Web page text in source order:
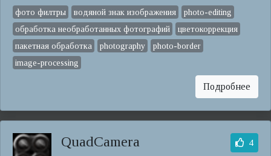
фото филтры водяной знак изображения
photo-editing
обработка необработанных фотографий
цветокоррекция
пакетная обработка
photography
photo-border
image-processing
Подробнее
QuadCamera 4